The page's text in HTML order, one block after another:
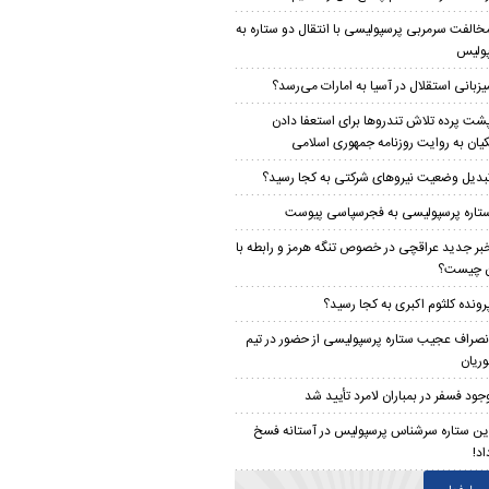
سرمربی پرسپولیسی با انتقال دو ستاره به
استقلال در آسیا به امارات می‌رسد؟
پرده تلاش تندرو‌ها برای استعفا دادن
به روایت روزنامه جمهوری اسلامی
وضعیت نیروهای شرکتی به کجا رسید؟
پرسپولیسی به فجرسپاسی پیوست
جدید عراقچی در خصوص تنگه هرمز و رابطه با
چیست؟
کلثوم اکبری به کجا رسید؟
عجیب ستاره پرسپولیسی از حضور در تیم
فسفر در بمباران لامرد تأیید شد
ستاره سرشناس پرسپولیس در آستانه فسخ